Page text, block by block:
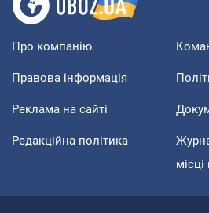
Про компанію
Правова інформація
Реклама на сайті
Редакційна політика
місці